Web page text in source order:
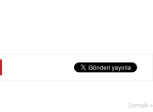
Sonraki »